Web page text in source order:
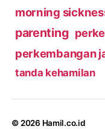
morning
parenting
perkembangan
tanda kehamilan
© 2026 Hamil.co.id